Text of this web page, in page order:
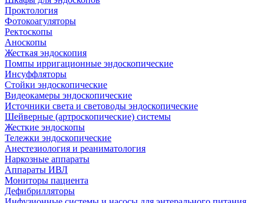
Проктология
Фотокоагуляторы
Ректоскопы
Аноскопы
Жесткая эндоскопия
Помпы ирригационные эндоскопические
Инсуффляторы
Стойки эндоскопические
Видеокамеры эндоскопические
Источники света и световоды эндоскопические
Шейверные (артроскопические) системы
Жесткие эндоскопы
Тележки эндоскопические
Анестезиология и реаниматология
Наркозные аппараты
Аппараты ИВЛ
Мониторы пациента
Дефибрилляторы